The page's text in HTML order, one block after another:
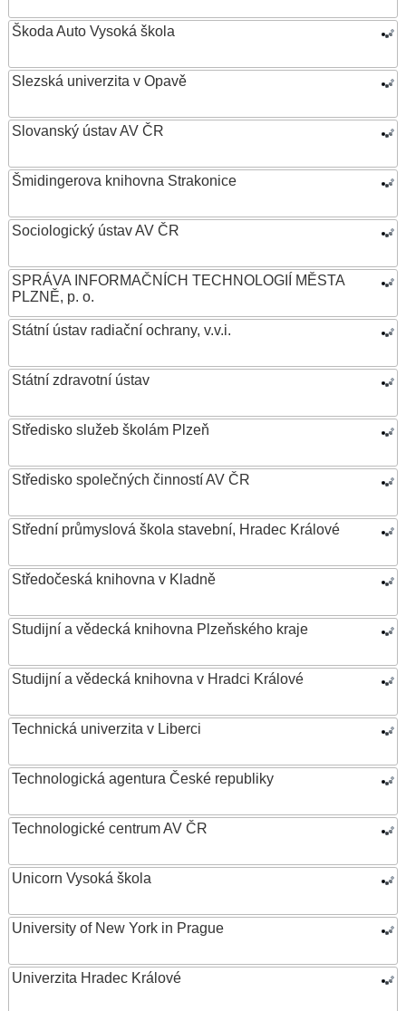
Škoda Auto Vysoká škola
Slezská univerzita v Opavě
Slovanský ústav AV ČR
Šmidingerova knihovna Strakonice
Sociologický ústav AV ČR
SPRÁVA INFORMAČNÍCH TECHNOLOGIÍ MĚSTA
PLZNĚ, p. o.
Státní ústav radiační ochrany, v.v.i.
Státní zdravotní ústav
Středisko služeb školám Plzeň
Středisko společných činností AV ČR
Střední průmyslová škola stavební, Hradec Králové
Středočeská knihovna v Kladně
Studijní a vědecká knihovna Plzeňského kraje
Studijní a vědecká knihovna v Hradci Králové
Technická univerzita v Liberci
Technologická agentura České republiky
Technologické centrum AV ČR
Unicorn Vysoká škola
University of New York in Prague
Univerzita Hradec Králové